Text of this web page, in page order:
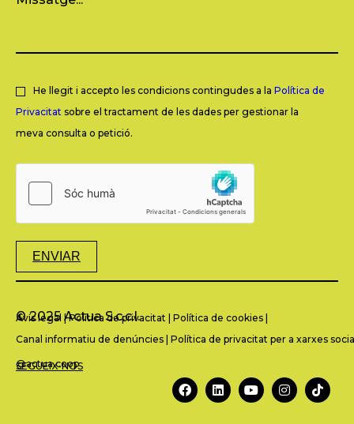
He llegit i accepto les condicions contingudes a la Política de
Privacitat sobre el tractament de les dades per gestionar la
meva consulta o petició.
ENVIAR
© 2025 Actua S.c.c.l.
Avís legal |Política de privacitat Política de cookies
Canal informatiu de denúncies Política de privacitat per a xarxes
SEGUEIX-NOS
@actua.coop